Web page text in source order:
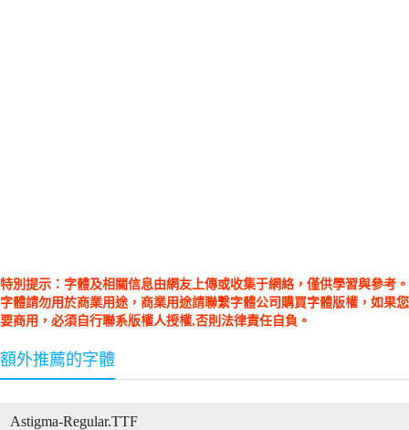
特別提示：字體及相關信息由網友上傳或收集于網絡，僅供學習與參考。
字體請勿用於商業用途，商業用途請聯繫字體公司購買字體版權，如果您
要商用，必須自行聯系版權人授權,否則法律責任自負。
額外推薦的字體
Astigma-Regular.TTF